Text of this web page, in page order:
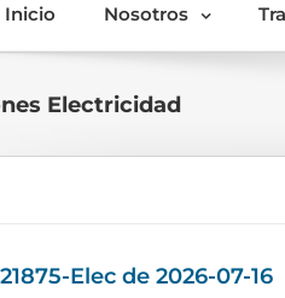
Inicio Nosotros
Electricidad
Elec de 2026-07-16